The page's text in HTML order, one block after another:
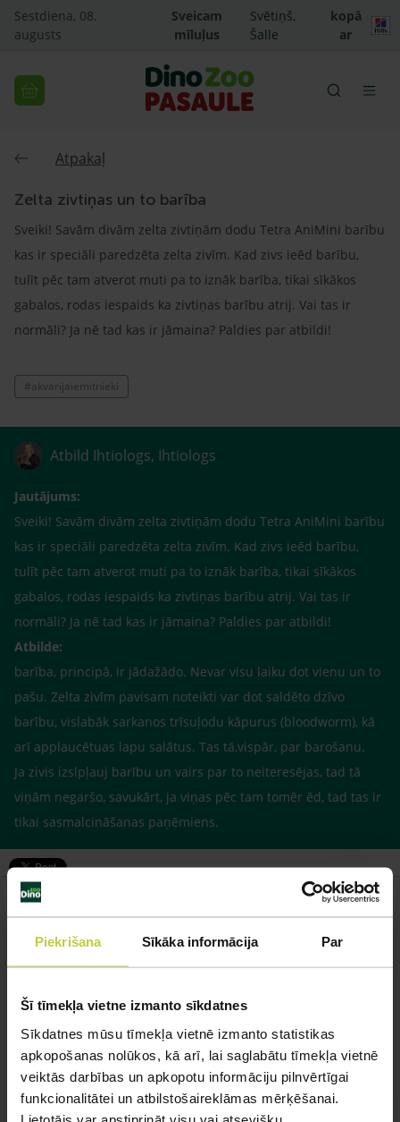
Piekrišana Sīkāka informācija Par
Šī tīmekļa vietne izmanto sīkdatnes
Sīkdatnes mūsu tīmekļa vietnē izmanto statistikas
apkopošanas nolūkos, kā arī, lai saglabātu tīmekļa vietnē
veiktās darbības un apkopotu informāciju pilnvērtīgai
funkcionalitātei un atbilstošaireklāmas mērķēšanai.
Lietotājs var apstiprināt visu vai atsevišķu
Sestdiena, 08.
augusts
Sveicam
mīluļus
Svētiņš,
Šalle
kopā
ar
Atpakaļ
Zelta zivtiņas un to barība
Sveiki! Savām divām zelta zivtiņām dodu Tetra AniMini barību
kas ir speciāli paredzēta zelta zivīm. Kad zivs ieēd barību,
tulīt pēc tam atverot muti pa to iznāk barība, tikai sīkākos
gabalos, rodas iespaids ka zivtiņas barību atrij. Vai tas ir
normāli? Ja nē tad kas ir jāmaina? Paldies par atbildi!
#akvarijaiemitnieki
Atbild Ihtiologs, Ihtiologs
Jautājums:
Sveiki! Savām divām zelta zivtiņām dodu Tetra AniMini barību
kas ir speciāli paredzēta zelta zivīm. Kad zivs ieēd barību,
tulīt pēc tam atverot muti pa to iznāk barība, tikai sīkākos
gabalos, rodas iespaids ka zivtiņas barību atrij. Vai tas ir
normāli? Ja nē tad kas ir jāmaina? Paldies par atbildi!
Atbilde:
barība, principā, ir jādažādo. Nevar visu laiku dot vienu un to
pašu. Zelta zivīm pavisam noteikti var dot saldēto dzīvo
barību, vislabāk sarkanos trīsuļodu kāpurus (bloodworm), kā
arī applaucētuas lapu salātus. Tas tā,vispār, par barošanu.
Ja zivis izslpļauj barību un vairs par to neiteresējas, tad tā
viņām negaršo, savukārt, ja viņas pēc tam tomēr ēd, tad tas ir
tikai sasmalcināšanas paņēmiens.
Līdzīgi jautājumi
Mūsu eksperti spēs atbildēt uz jebkuru Jūsu jautājumu
UZDOT JAUTĀJUMU